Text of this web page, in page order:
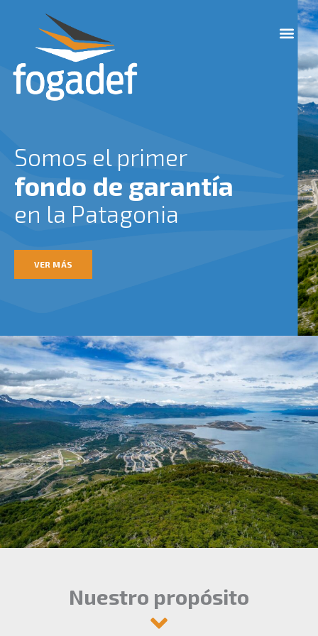
M
e
Somos el primer
fondo de garantía
en la Patagonia
VER MÁS
Nuestro propósito